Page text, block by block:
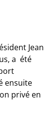
Jean
a été
ensuite
privé en